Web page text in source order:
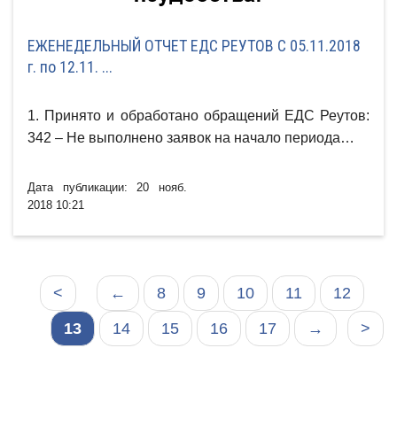
ЕЖЕНЕДЕЛЬНЫЙ ОТЧЕТ ЕДС РЕУТОВ С 05.11.2018
г. по 12.11. ...
1. Принято и обработано обращений ЕДС Реутов:
342 – Не выполнено заявок на начало периода…
Дата публикации: 20 нояб.
2018 10:21
←
< 8 9 10 11
12
13
14 15 16 17 >
→